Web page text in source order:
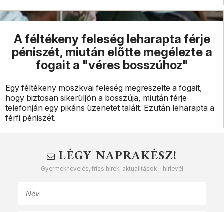
A féltékeny feleség leharapta férje
péniszét, miután előtte megélezte a
fogait a "véres bosszúhoz"
Egy féltékeny moszkvai feleség megreszelte a fogait,
hogy biztosan sikerüljön a bosszúja, miután férje
telefonján egy pikáns üzenetet talált. Ezután leharapta a
férfi péniszét.
LÉGY NAPRAKÉSZ!
Gyermeknevelés, friss hírek, aktualitások - hírlevél